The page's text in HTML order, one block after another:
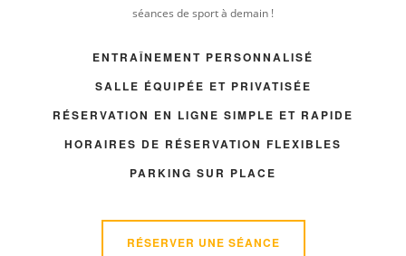
séances de sport à demain !
ENTRAÎNEMENT PERSONNALISÉ
SALLE ÉQUIPÉE ET PRIVATISÉE
RÉSERVATION EN LIGNE SIMPLE ET RAPIDE
HORAIRES DE RÉSERVATION FLEXIBLES
PARKING SUR PLACE
RÉSERVER UNE SÉANCE